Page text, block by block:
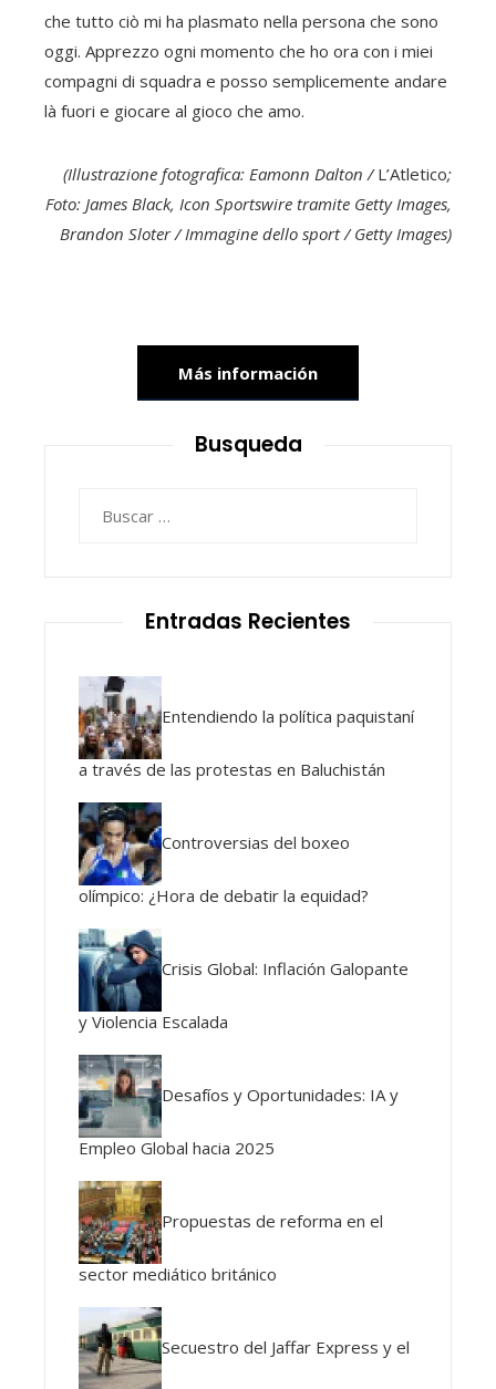
che tutto ciò mi ha plasmato nella persona che sono
oggi. Apprezzo ogni momento che ho ora con i miei
compagni di squadra e posso semplicemente andare
là fuori e giocare al gioco che amo.
(Illustrazione fotografica: Eamonn Dalton /L’Atletico;
Foto: James Black, Icon Sportswire tramite Getty Images,
Brandon Sloter / Immagine dello sport / Getty Images)
Más información
Busqueda
Entradas Recientes
Entendiendo la política paquistaní
a través de las protestas en Baluchistán
Controversias del boxeo
olímpico: ¿Hora de debatir la equidad?
Crisis Global: Inflación Galopante
y Violencia Escalada
Desafíos y Oportunidades: IA y
Empleo Global hacia 2025
Propuestas de reforma en el
sector mediático británico
Secuestro del Jaffar Express y el